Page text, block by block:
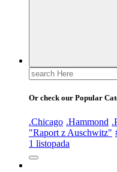
Search
for:
Or check our Popular
.Chicago .Hammond
"Raport z Auschwitz"
1 listopada